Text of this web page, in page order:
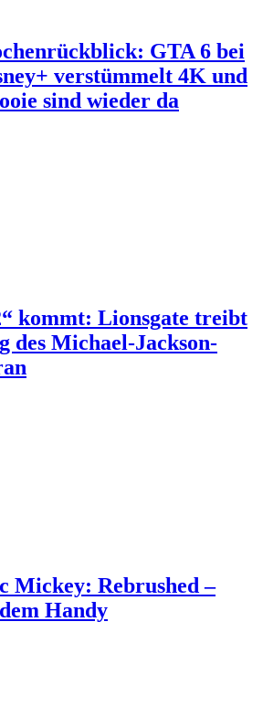
GTA 6 bei
verstümmelt 4K und
sind wieder da
kommt: Lionsgate treibt
des Michael-Jackson-
Mickey: Rebrushed –
Handy